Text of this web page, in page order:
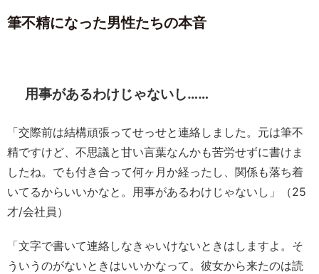
筆不精になった男性たちの本音
用事があるわけじゃないし……
「交際前は結構頑張ってせっせと連絡しました。元は筆不
精ですけど、不思議と甘い言葉なんかも苦労せずに書けま
したね。でも付き合って何ヶ月か経ったし、関係も落ち着
いてるからいいかなと。用事があるわけじゃないし」（25
才/会社員）
「文字で書いて連絡しなきゃいけないときはしますよ。そ
ういうのがないときはいいかなって。彼女から来たのは読